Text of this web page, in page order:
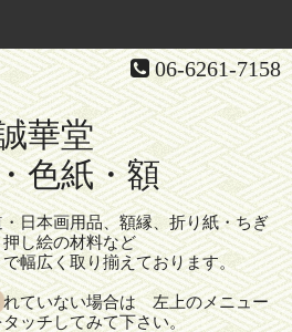
06-6261-7158
華堂
色紙・額
日本画用品、額縁、折り紙・ちぎ
し絵の材料など
幅広く取り揃えております。
れていない場合は 左上のメニュー
ッチしてみて下さい。